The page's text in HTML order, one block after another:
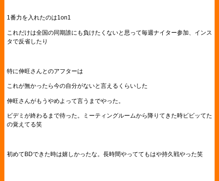
1番力を入れたのは1on1
これだけは全国の同期誰にも負けたくないと思って毎週ナイター参加、インス
タで反省したり
特に伸旺さんとのアフターは
これが無かったら今の自分がないと言えるくらいした
伸旺さんがもうやめよって言うまでやった。
ビデミが終わるまで待った。ミーティングルームから降りてきた時ビビッてた
の覚えてる笑
初めてBDできた時は嬉しかったな。長時間やっててもはや持久戦やった笑